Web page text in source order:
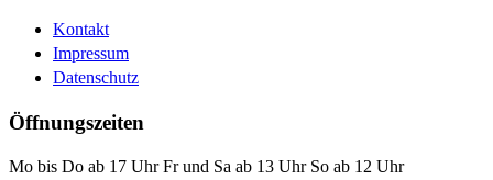
Kontakt
Impressum
Datenschutz
Öffnungszeiten
Mo bis Do ab 17 Uhr Fr und Sa ab 13 Uhr So ab 12 Uhr